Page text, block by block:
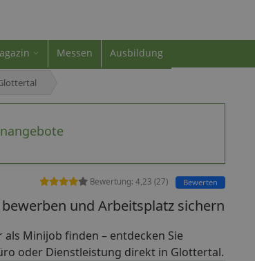
Messen Ausbildung
Bewertung: 4,23 (27) Bewerten
und Arbeitsplatz sichern
Minijob finden – entdecken Sie
oder Dienstleistung direkt in Glottertal.